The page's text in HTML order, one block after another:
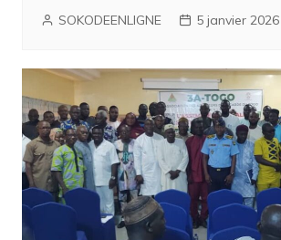
SOKODEENLIGNE 5 janvier 2026